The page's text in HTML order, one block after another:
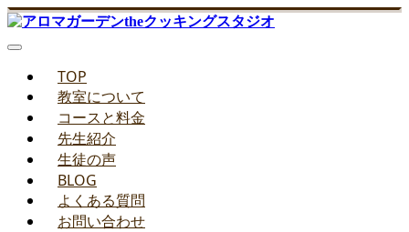
TOP
教室について
コースと料金
先生紹介
生徒の声
BLOG
よくある質問
お問い合わせ